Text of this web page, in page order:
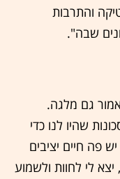
והתרבות
שבה".
גם מלגה.
שהיו לנו כדי
פה חיים יציבים
לי לחוות ולשמוע